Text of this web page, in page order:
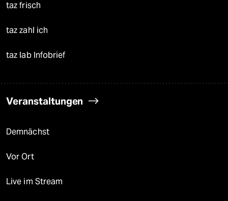
taz frisch
taz zahl ich
taz lab Infobrief
Veranstaltungen
Demnächst
Vor Ort
Live im Stream